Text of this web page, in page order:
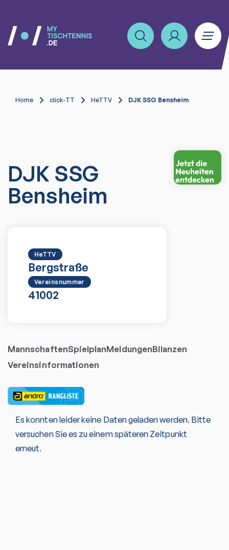
Home click-TT HeTTV DJK SSG Bensheim
DJK SSG
Bensheim
HeTTV
Bergstraße
Vereinsnummer
41002
MannschaftenSpielplanMeldungenBilanzen
Vereinsinformationen
Es konnten leider keine Daten geladen werden. Bitte
versuchen Sie es zu einem späteren Zeitpunkt
erneut.